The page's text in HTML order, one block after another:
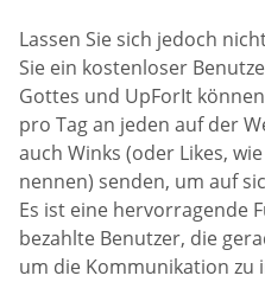
Lassen Sie sich jedoch
Sie ein kostenloser
Gottes und UpForIt
pro Tag an jeden auf der
auch Winks (oder Likes,
nennen) senden, um auf
Es ist eine hervorragende
bezahlte Benutzer, die
um die Kommunikation zu